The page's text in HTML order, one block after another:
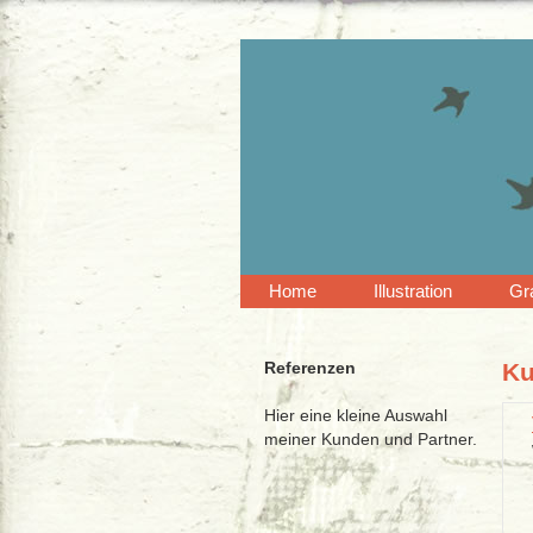
Home Illustration
Referenzen
Hier eine kleine Auswahl
meiner Kunden und Partner.